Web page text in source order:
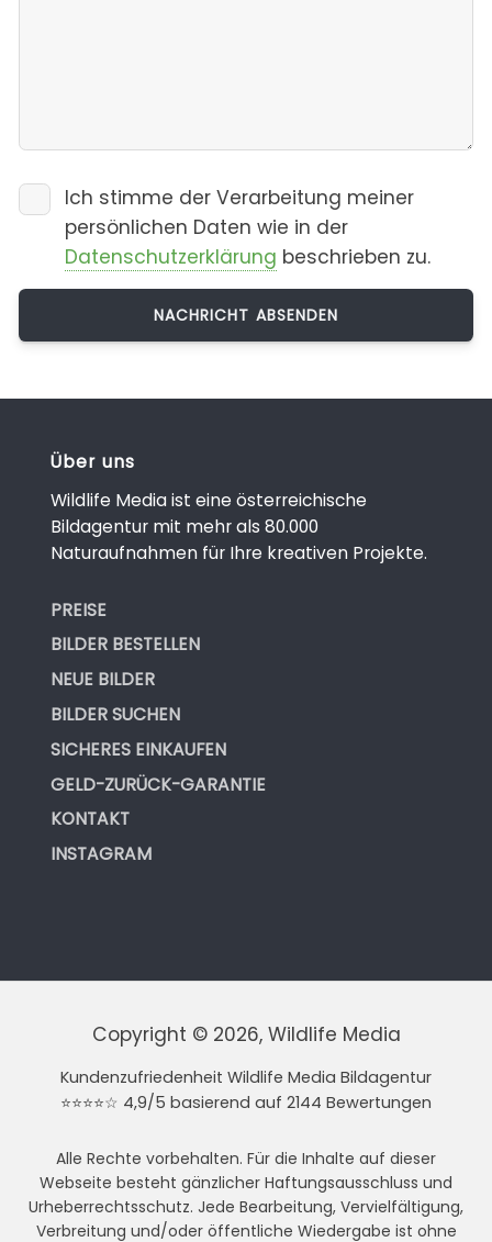
Ich stimme der Verarbeitung meiner
persönlichen Daten wie in der
Datenschutzerklärung beschrieben zu.
Über uns
Wildlife Media ist eine österreichische
Bildagentur mit mehr als 80.000
Naturaufnahmen für Ihre kreativen Projekte.
PREISE
BILDER BESTELLEN
NEUE BILDER
BILDER SUCHEN
SICHERES EINKAUFEN
GELD-ZURÜCK-GARANTIE
KONTAKT
INSTAGRAM
Copyright © 2026, Wildlife Media
Kundenzufriedenheit Wildlife Media Bildagentur
⭐⭐⭐⭐☆ 4,9/5 basierend auf 2144 Bewertungen
Alle Rechte vorbehalten. Für die Inhalte auf dieser
Webseite besteht gänzlicher Haftungsausschluss und
Urheberrechtsschutz. Jede Bearbeitung, Vervielfältigung,
Verbreitung und/oder öffentliche Wiedergabe ist ohne